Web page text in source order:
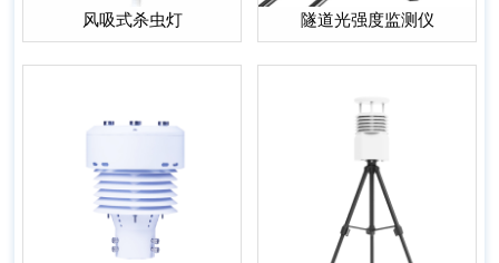
风吸式杀虫灯 隧道光强度监测仪